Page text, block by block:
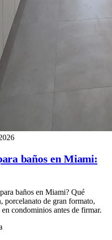
baños en Miami:
baños en Miami? Qué
porcelanato de gran formato,
condominios antes de firmar.